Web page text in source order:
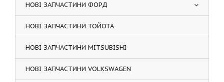
НОВІ ЗАПЧАСТИНИ ФОРД
НОВІ ЗАПЧАСТИНИ ТОЙОТА
НОВІ ЗАПЧАСТИНИ MITSUBISHI
НОВІ ЗАПЧАСТИНИ VOLKSWAGEN